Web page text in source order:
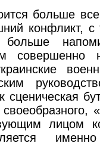
больше
конфликт, с
больше
совершенно
сценическая
лицом